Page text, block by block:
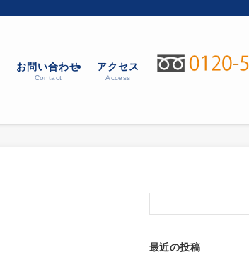
お問い合わせ
Contact
アクセス
Access
最近の投稿